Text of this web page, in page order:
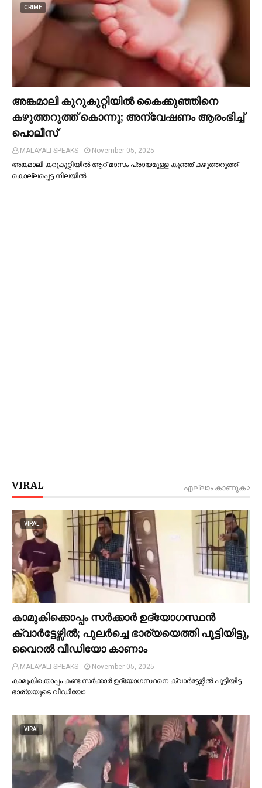
CRIME
അങ്കമാലി കുറുകുറ്റിയില്‍ കൈക്കുഞ്ഞിനെ
കഴുത്തറുത്ത് കൊന്നു; അന്വേഷണം ആരംഭിച്ച്‌
പൊലീസ്
MALAYALI SPEAKS
November 05, 2025
അങ്കമാലി കറുകുറ്റിയില്‍ ആറ് മാസം പ്രായമുള്ള കുഞ്ഞ് കഴുത്തറുത്ത്
കൊല്ലപ്പെട്ട നിലയില്‍.…
VIRAL എല്ലാം കാണുക
VIRAL
കാമുകിക്കൊപ്പം സര്‍ക്കാര്‍ ഉദ്യോഗസ്ഥൻ
ക്വാര്‍ട്ടേഴ്സില്‍; പുലര്‍ച്ചെ ഭാര്യയെത്തി പൂട്ടിയിട്ടു,
വൈറല്‍ വീഡിയോ കാണാം
MALAYALI SPEAKS
November 05, 2025
കാമുകിക്കൊപ്പം കണ്ട സർക്കാർ ഉദ്യോഗസ്ഥനെ ക്വാർട്ടേഴ്സില്‍ പൂട്ടിയിട്ട
ഭാര്യയുടെ വീഡിയോ …
VIRAL